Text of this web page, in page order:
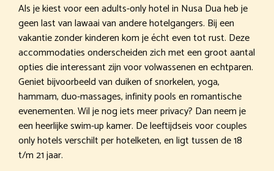
Als je kiest voor een adults-only hotel in Nusa Dua heb je
geen last van lawaai van andere hotelgangers. Bij een
vakantie zonder kinderen kom je écht even tot rust. Deze
accommodaties onderscheiden zich met een groot aantal
opties die interessant zijn voor volwassenen en echtparen.
Geniet bijvoorbeeld van duiken of snorkelen, yoga,
hammam, duo-massages, infinity pools en romantische
evenementen. Wil je nog iets meer privacy? Dan neem je
een heerlijke swim-up kamer. De leeftijdseis voor couples
only hotels verschilt per hotelketen, en ligt tussen de 18
t/m 21 jaar.